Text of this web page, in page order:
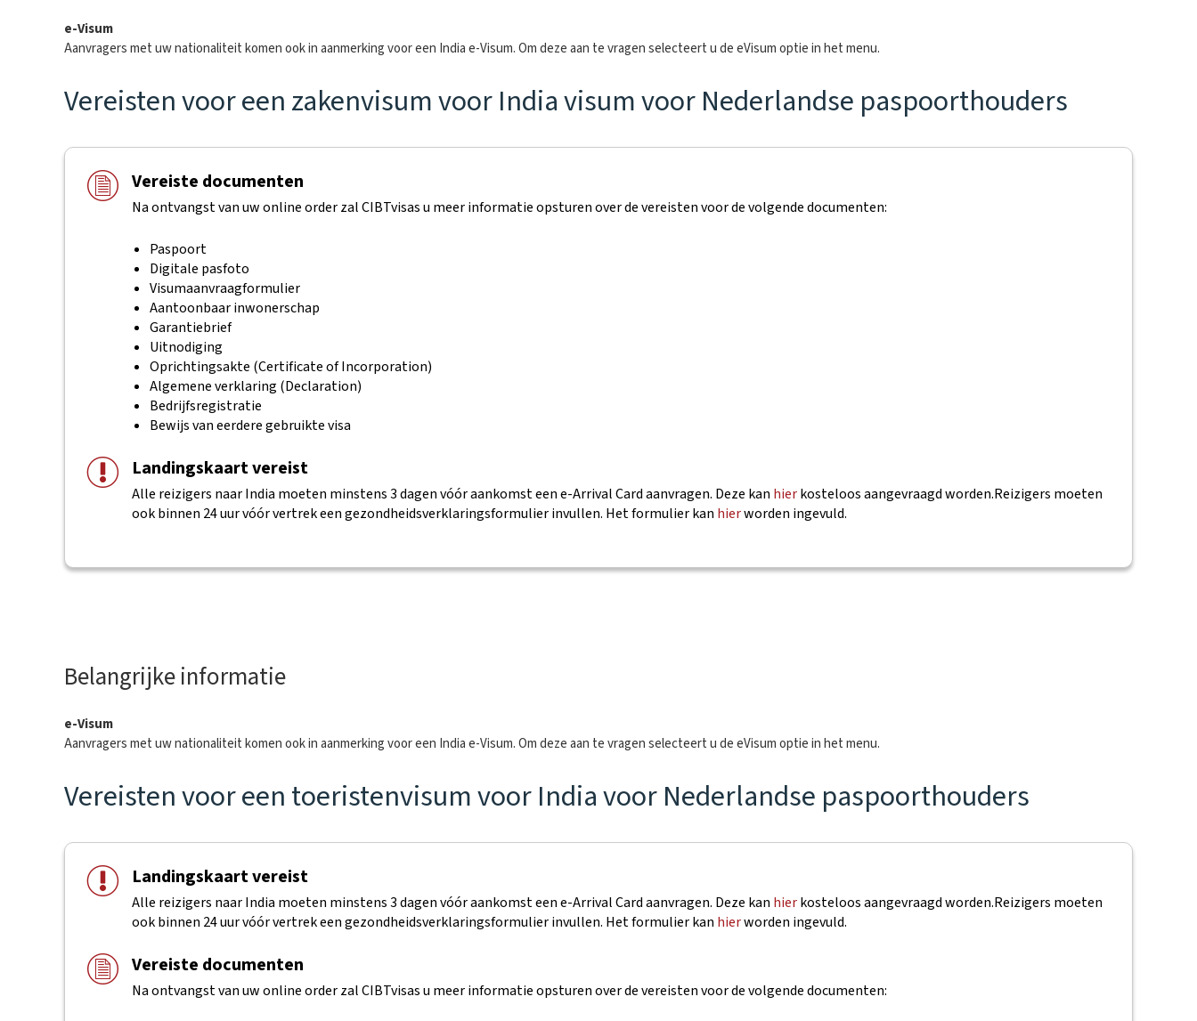
e-Visum
Aanvragers met uw nationaliteit komen ook in aanmerking voor een India e-Visum. Om deze aan te vragen selecteert u de eVisum optie in het menu.
Vereisten voor een zakenvisum voor India visum voor Nederlandse paspoorthouders
Vereiste documenten
Na ontvangst van uw online order zal CIBTvisas u meer informatie opsturen over de vereisten voor de volgende documenten:
Paspoort
Digitale pasfoto
Visumaanvraagformulier
Aantoonbaar inwonerschap
Garantiebrief
Uitnodiging
Oprichtingsakte (Certificate of Incorporation)
Algemene verklaring (Declaration)
Bedrijfsregistratie
Bewijs van eerdere gebruikte visa
Landingskaart vereist
Alle reizigers naar India moeten minstens 3 dagen vóór aankomst een e-Arrival Card aanvragen. Deze kan hierkosteloos aangevraagd worden.Reizigers moeten
ook binnen 24 uur vóór vertrek een gezondheidsverklaringsformulier invullen. Het formulier kan hierworden ingevuld.
Belangrijke informatie
e-Visum
Aanvragers met uw nationaliteit komen ook in aanmerking voor een India e-Visum. Om deze aan te vragen selecteert u de eVisum optie in het menu.
Vereisten voor een toeristenvisum voor India voor Nederlandse paspoorthouders
Landingskaart vereist
Alle reizigers naar India moeten minstens 3 dagen vóór aankomst een e-Arrival Card aanvragen. Deze kan hierkosteloos aangevraagd worden.Reizigers moeten
ook binnen 24 uur vóór vertrek een gezondheidsverklaringsformulier invullen. Het formulier kan hierworden ingevuld.
Vereiste documenten
Na ontvangst van uw online order zal CIBTvisas u meer informatie opsturen over de vereisten voor de volgende documenten: